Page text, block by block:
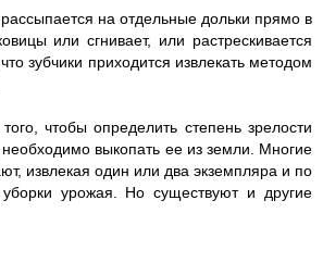
на отдельные дольки прямо в
или сгнивает, или растрескивается
зубчики приходится извлекать методом
чтобы определить степень зрелости
выкопать ее из земли. Многие
извлекая один или два экземпляра и по
урожая. Но существуют и другие